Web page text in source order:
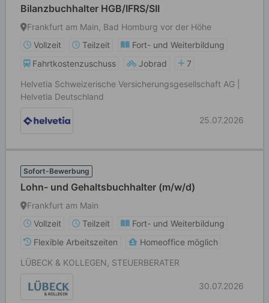
Bilanzbuchhalter HGB/IFRS/SII
Frankfurt am Main, Bad Homburg vor der Höhe
Vollzeit
Teilzeit
Fort- und Weiterbildung
Fahrtkostenzuschuss
Jobrad
7
Helvetia Schweizerische Versicherungsgesellschaft AG |
Helvetia Deutschland
25.07.2026
Sofort-Bewerbung
Lohn- und Gehaltsbuchhalter (m/w/d)
Frankfurt am Main
Vollzeit
Teilzeit
Fort- und Weiterbildung
Flexible Arbeitszeiten
Homeoffice möglich
LÜBECK & KOLLEGEN, STEUERBERATER
30.07.2026